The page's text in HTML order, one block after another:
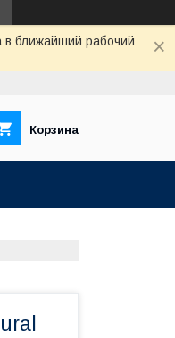
в ближайший рабочий
Корзина